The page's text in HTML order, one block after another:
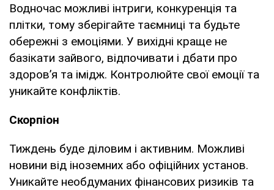
Водночас можливі інтриги, конкуренція та
плітки, тому зберігайте таємниці та будьте
обережні з емоціями. У вихідні краще не
базікати зайвого, відпочивати і дбати про
здоров’я та імідж. Контролюйте свої емоції та
уникайте конфліктів.
Скорпіон
Тиждень буде діловим і активним. Можливі
новини від іноземних або офіційних установ.
Уникайте необдуманих фінансових ризиків та